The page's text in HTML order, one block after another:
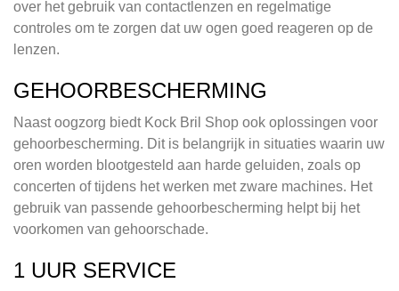
over het gebruik van contactlenzen en regelmatige
controles om te zorgen dat uw ogen goed reageren op de
lenzen.
GEHOORBESCHERMING
Naast oogzorg biedt Kock Bril Shop ook oplossingen voor
gehoorbescherming. Dit is belangrijk in situaties waarin uw
oren worden blootgesteld aan harde geluiden, zoals op
concerten of tijdens het werken met zware machines. Het
gebruik van passende gehoorbescherming helpt bij het
voorkomen van gehoorschade.
1 UUR SERVICE